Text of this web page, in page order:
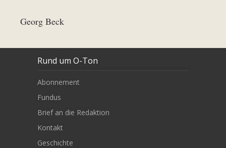
Georg Beck
Rund um O-Ton
Abonnement
Fundus
Brief an die Redaktion
Kontakt
Geschichte